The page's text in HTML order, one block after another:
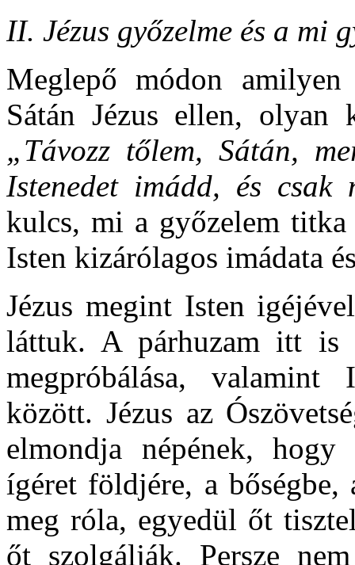
II. Jézus győzelme és a mi
Meglepő módon
Sátán Jézus ellen, olyan
„Távozz tőlem, Sátán,
Istenedet imádd, és
kulcs, mi a győzelem titka
Isten kizárólagos imádata
Jézus megint Isten
láttuk. A párhuzam itt is
megpróbálása, valamint
között. Jézus az
elmondja népének, hogy
ígéret földjére, a bőségbe,
meg róla, egyedül őt
őt szolgálják. Persze